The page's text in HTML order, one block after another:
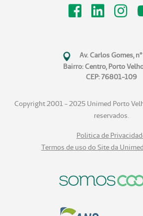
Av. Carlos Gomes,
Bairro: Centro, Porto
CEP: 76801-109
Copyright 2001 - 2025 Unimed Porto
reservados.
Politica de
Termos de uso do Site da